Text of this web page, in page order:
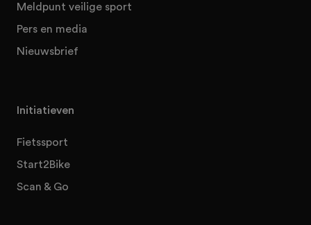
Meldpunt veilige sport
Pers en media
Nieuwsbrief
Initiatieven
Fietssport
Start2Bike
Scan & Go